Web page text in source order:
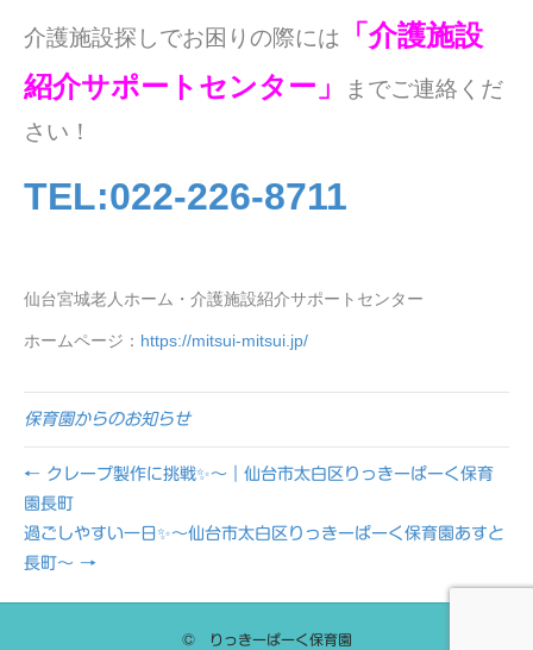
介護施設探しでお困りの際には
「介護施設
紹介サポートセンター」
までご連絡くだ
さい！
TEL:022-226-8711
仙台宮城老人ホーム・介護施設紹介サポートセンター
ホームページ： https://mitsui-mitsui.jp/
保育園からのお知らせ
← クレープ製作に挑戦✨～｜仙台市太白区りっきーぱーく保育
園長町
過ごしやすい一日✨～仙台市太白区りっきーぱーく保育園あすと
長町～ →
© りっきーぱーく保育園